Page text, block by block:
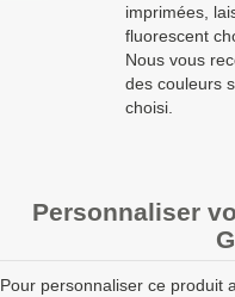
imprimées,
fluorescent
Nous vous
des couleurs
choisi.
Personnaliser
Pour personnaliser ce produit